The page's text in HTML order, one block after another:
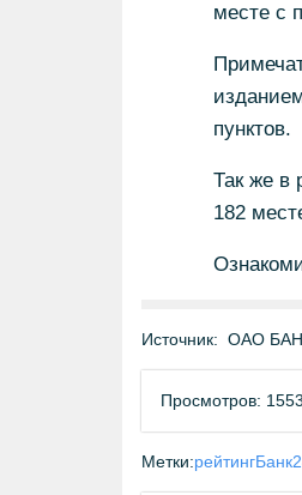
месте с
пунктов.
Так же в
182
Источник: ОАО
Просмотров: 1553
Метки:рейтинг